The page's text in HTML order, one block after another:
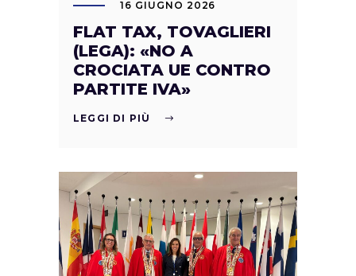
16 GIUGNO 2026
FLAT TAX, TOVAGLIERI
(LEGA): «NO A
CROCIATA UE CONTRO
PARTITE IVA»
LEGGI DI PIÙ